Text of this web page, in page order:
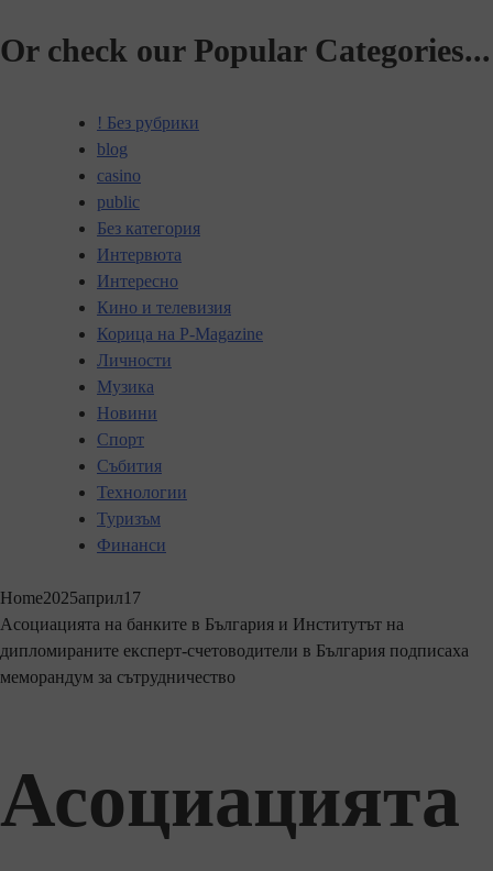
Or check our Popular Categories...
! Без рубрики
blog
casino
public
Без категория
Интервюта
Интересно
Кино и телевизия
Корица на P-Magazine
Личности
Музика
Новини
Спорт
Събития
Технологии
Туризъм
Финанси
Home2025април17
Асоциацията на банките в България и Институтът на
дипломираните експерт-счетоводители в България подписаха
меморандум за сътрудничество
Асоциацията